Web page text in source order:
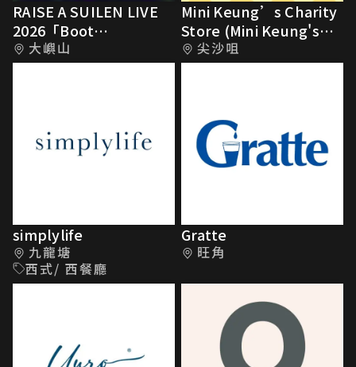
RAISE A SUILEN LIVE
2026「Boot
IGNITION」
大嶼山
Mini Keung’s Charity
Store (Mini Keung's
Food Hall)
尖沙咀
simplylife
九龍塘
西式/ 西餐廳
Gratte
旺角